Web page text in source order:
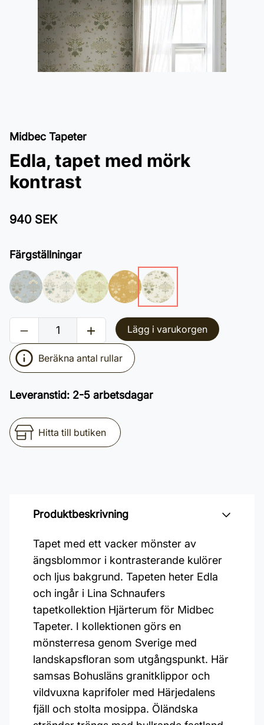
Midbec Tapeter
Edla, tapet med mörk
kontrast
940 SEK
Färgställningar
Lägg i varukorgen
Beräkna antal rullar
Leveranstid: 2-5 arbetsdagar
Hitta till butiken
Produktbeskrivning
Tapet med ett vacker mönster av
ängsblommor i kontrasterande kulörer
och ljus bakgrund. Tapeten heter Edla
och ingår i Lina Schnaufers
tapetkollektion Hjärterum för Midbec
Tapeter. I kollektionen görs en
mönsterresa genom Sverige med
landskapsfloran som utgångspunkt. Här
samsas Bohusläns granitklippor och
vildvuxna kaprifoler med Härjedalens
fjäll och stolta mosippa. Öländska